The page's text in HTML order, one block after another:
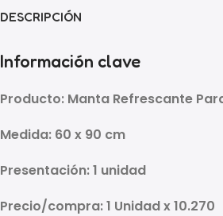
DESCRIPCIÓN
Información clave
Producto: Manta Refrescante
Medida: 60 x 90 cm
Presentación:1 unidad
Precio/compra:1 Unidad x 10.270